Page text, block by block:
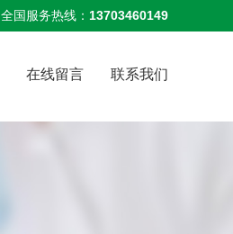
全国服务热线： 13703460149
在线留言 联系我们